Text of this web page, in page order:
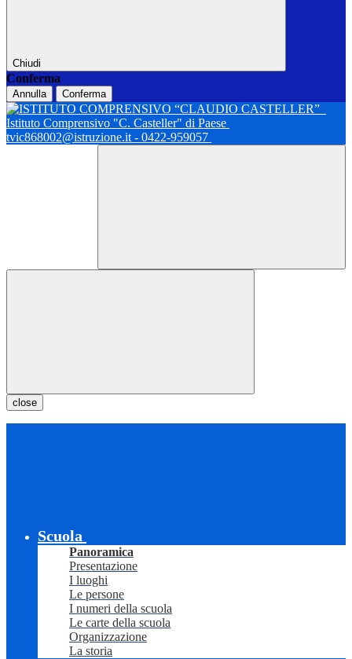
Chiudi
Conferma
Annulla Conferma
Istituto Comprensivo "C. Casteller" di Paese
tvic868002@istruzione.it - 0422-959057
close
Scuola
Panoramica
Presentazione
I luoghi
Le persone
I numeri della scuola
Le carte della scuola
Organizzazione
La storia